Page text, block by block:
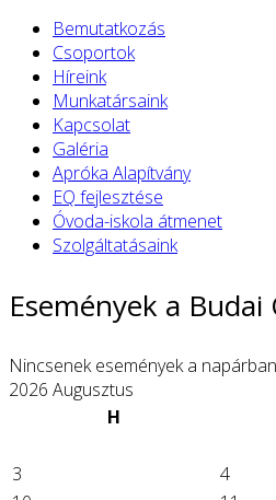
Bemutatkozás
Csoportok
Híreink
Munkatársaink
Kapcsolat
Galéria
Apróka Alapítvány
EQ fejlesztése
Óvoda-iskola átmenet
Szolgáltatásaink
Események a Budai
Nincsenek események a napárban
2026 Augusztus
H
3
4